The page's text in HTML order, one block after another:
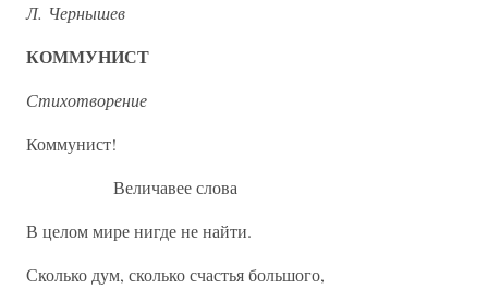
Л. Чернышев
КОММУНИСТ
Стихотворение
Коммунист!
Величавее слова
В целом мире нигде не найти.
Сколько дум, сколько счастья большого,